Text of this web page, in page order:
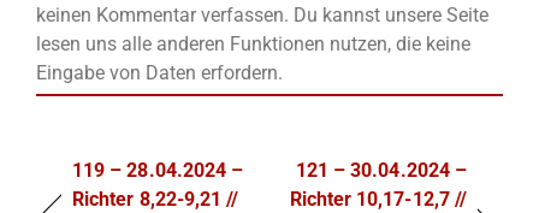
keinen Kommentar verfassen. Du kannst unsere Seite
lesen uns alle anderen Funktionen nutzen, die keine
Eingabe von Daten erfordern.
119 – 28.04.2024 –
Richter 8,22-9,21 //
121 – 30.04.2024 –
Richter 10,17-12,7 //